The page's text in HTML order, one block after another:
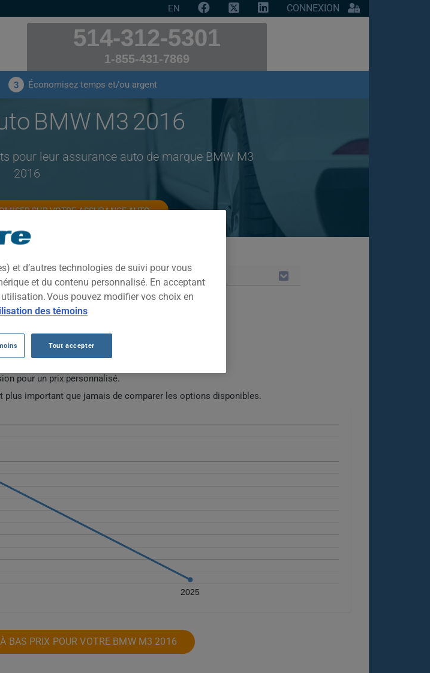
EN CONNEXION
514-312-5301
1-855-431-7869
3 Économisez temps et/ou argent
BMW M3 2016
pour leur assurance auto de marque BMW M3
2016
SUR VOTRE ASSURANCE AUTO
TOUTES LES VILLES
DEPUIS 2021.
ce véhicule.
pour un prix personnalisé.
plus important que jamais de comparer les options disponibles.
2025
BAS PRIX POUR VOTRE BMW M3 2016
et d’autres technologies de suivi pour vous
et du contenu personnalisé. En acceptant
Vous pouvez modifier vos choix en
des témoins
Tout accepter